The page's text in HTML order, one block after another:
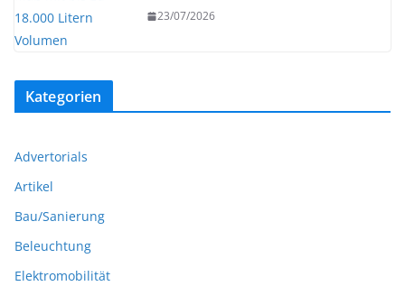
23/07/2026
Kategorien
Advertorials
Artikel
Bau/Sanierung
Beleuchtung
Elektromobilität